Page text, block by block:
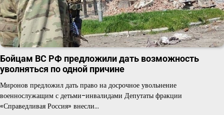
Бойцам ВС РФ предложили дать возможность
уволняться по одной причине
Миронов предложил дать право на досрочное увольнение
военнослужащим с детьми-инвалидами Депутаты фракции
«Справедливая Россия» внесли…